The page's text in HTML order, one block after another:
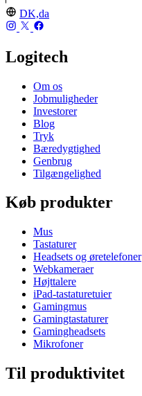
DK,da
Logitech
Om os
Jobmuligheder
Investorer
Blog
Tryk
Bæredygtighed
Genbrug
Tilgængelighed
Køb produkter
Mus
Tastaturer
Headsets og øretelefoner
Webkameraer
Højttalere
iPad-tastaturetuier
Gamingmus
Gamingtastaturer
Gamingheadsets
Mikrofoner
Til produktivitet